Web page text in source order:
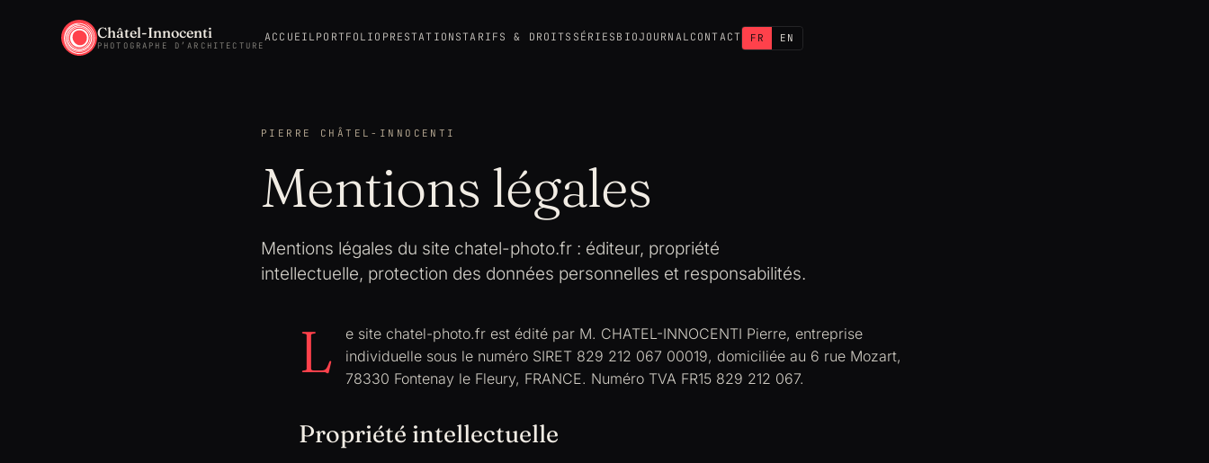
Châtel-Innocenti
PHOTOGRAPHE D’ARCHITECTURE
ACCUEIL PORTFOLIO PRESTATIONSTARIFS & DROITS SÉRIES BIOJOURNAL CONTACT FR EN
PIERRE CHÂTEL-INNOCENTI
Mentions légales
Mentions légales du site chatel-photo.fr : éditeur, propriété
intellectuelle, protection des données personnelles et responsabilités.
L
e site chatel-photo.fr est édité par M. CHATEL-INNOCENTI Pierre, entreprise
individuelle sous le numéro SIRET 829 212 067 00019, domiciliée au 6 rue Mozart,
78330 Fontenay le Fleury, FRANCE. Numéro TVA FR15 829 212 067.
Propriété intellectuelle